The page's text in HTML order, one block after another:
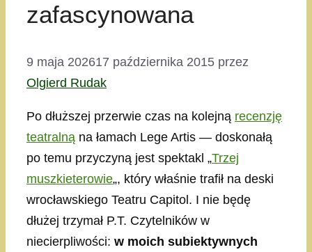
zafascynowana
9 maja 202617 października 2015 przez
Olgierd Rudak
Po dłuższej przerwie czas na kolejną recenzję
teatralną na łamach Lege Artis — doskonałą
po temu przyczyną jest spektakl „Trzej
muszkieterowie„, który właśnie trafił na deski
wrocławskiego Teatru Capitol. I nie będę
dłużej trzymał P.T. Czytelników w
niecierpliwości: w moich subiektywnych